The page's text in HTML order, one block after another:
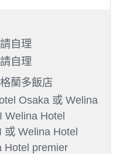
自理
自理
蘭多飯店
Osaka 或 Welina
Welina Hotel
或 Welina Hotel
Hotel premier